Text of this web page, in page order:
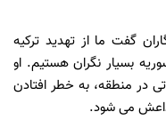
گفت ما از تهدید ترکیه
بسیار نگران هستیم. او
در منطقه، به خطر افتادن
داعش می شود.